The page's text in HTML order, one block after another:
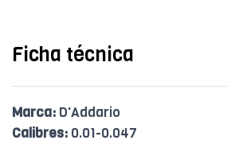
Ficha técnica
Marca: D'Addario
Calibres: 0.01-0.047